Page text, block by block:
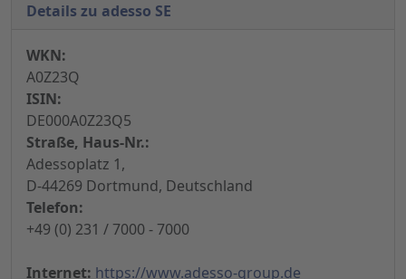
Details zu adesso SE
WKN:
A0Z23Q
ISIN:
DE000A0Z23Q5
Straße, Haus-Nr.:
Adessoplatz 1,
D-44269 Dortmund, Deutschland
Telefon:
+49 (0) 231 / 7000 - 7000
Internet: https://www.adesso-group.de